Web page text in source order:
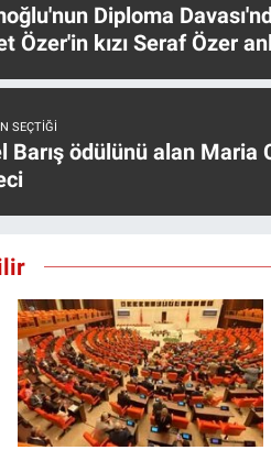
Diploma
Özer'in kızı Seraf Özer
SEÇTIĞI
Barış ödülünü alan Maria